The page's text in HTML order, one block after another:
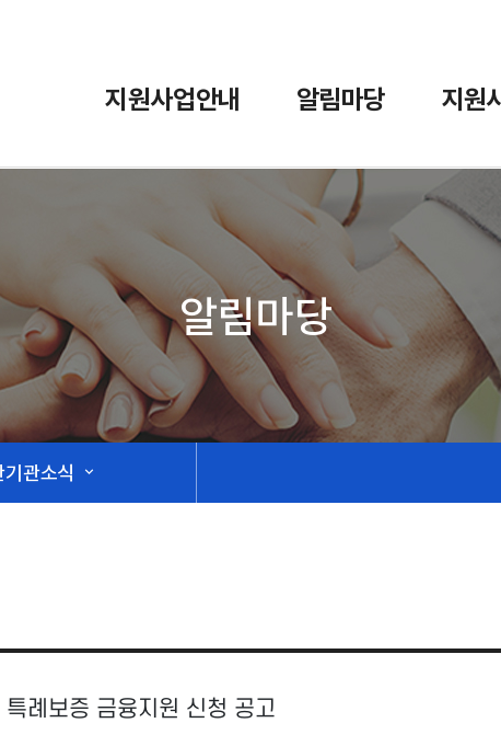
지원사업안내 알림마당 지원
알림마당
기관소식 expand_more
례보증 금융지원 신청 공고